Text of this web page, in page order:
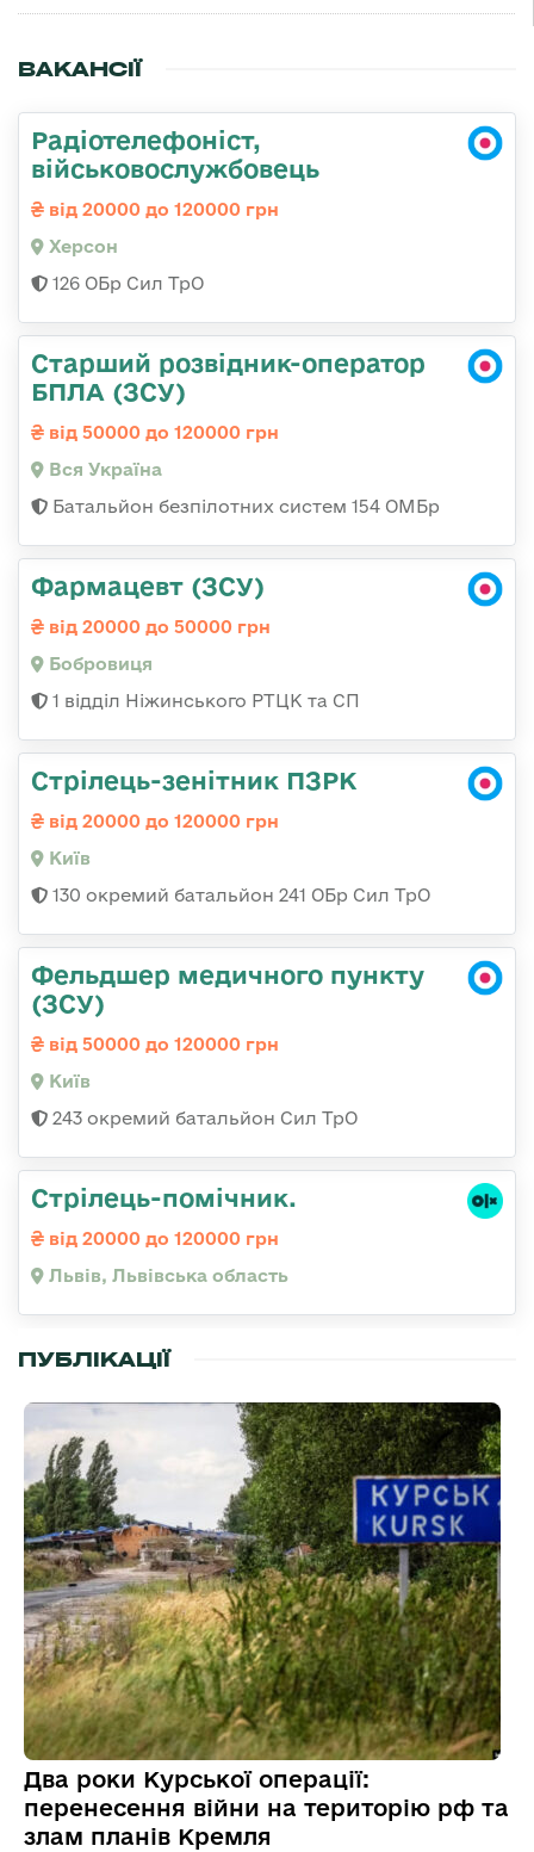
ВАКАНСІЇ
Радіотелефоніст,
військовослужбовець
від 20000 до 120000 грн
Херсон
126 ОБр Сил ТрО
Старший розвідник-оператор
БПЛА (ЗСУ)
від 50000 до 120000 грн
Вся Україна
Батальйон безпілотних систем 154 ОМБр
Фармацевт (ЗСУ)
від 20000 до 50000 грн
Бобровиця
1 відділ Ніжинського РТЦК та СП
Стрілець-зенітник ПЗРК
від 20000 до 120000 грн
Київ
130 окремий батальйон 241 ОБр Сил ТрО
Фельдшер медичного пункту
(ЗСУ)
від 50000 до 120000 грн
Київ
243 окремий батальйон Сил ТрО
Стрілець-помічник.
від 20000 до 120000 грн
Львів, Львівська область
ПУБЛІКАЦІЇ
Два роки Курської операції:
перенесення війни на територію рф та
злам планів Кремля